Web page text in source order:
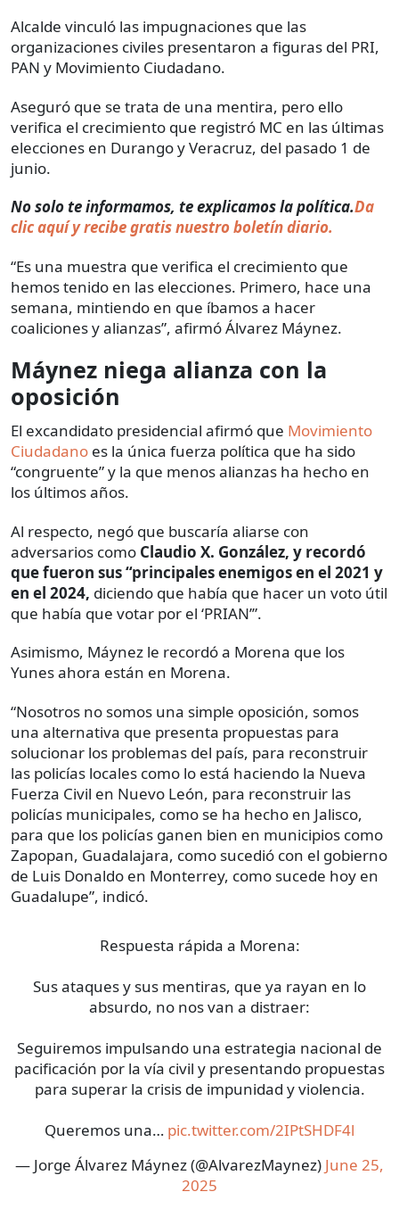
Alcalde vinculó las impugnaciones que las
organizaciones civiles presentaron a figuras del PRI,
PAN y Movimiento Ciudadano.
Aseguró que se trata de una mentira, pero ello
verifica el crecimiento que registró MC en las últimas
elecciones en Durango y Veracruz, del pasado 1 de
junio.
No solo te informamos, te explicamos la política.Da
clic aquí y recibe gratis nuestro boletín diario.
“Es una muestra que verifica el crecimiento que
hemos tenido en las elecciones. Primero, hace una
semana, mintiendo en que íbamos a hacer
coaliciones y alianzas”, afirmó Álvarez Máynez.
Máynez niega alianza con la
oposición
El excandidato presidencial afirmó que Movimiento
Ciudadano es la única fuerza política que ha sido
“congruente” y la que menos alianzas ha hecho en
los últimos años.
Al respecto, negó que buscaría aliarse con
adversarios como Claudio X. González, y recordó
que fueron sus “principales enemigos en el 2021 y
en el 2024, diciendo que había que hacer un voto útil
que había que votar por el ‘PRIAN’”.
Asimismo, Máynez le recordó a Morena que los
Yunes ahora están en Morena.
“Nosotros no somos una simple oposición, somos
una alternativa que presenta propuestas para
solucionar los problemas del país, para reconstruir
las policías locales como lo está haciendo la Nueva
Fuerza Civil en Nuevo León, para reconstruir las
policías municipales, como se ha hecho en Jalisco,
para que los policías ganen bien en municipios como
Zapopan, Guadalajara, como sucedió con el gobierno
de Luis Donaldo en Monterrey, como sucede hoy en
Guadalupe”, indicó.
Respuesta rápida a Morena:
Sus ataques y sus mentiras, que ya rayan en lo
absurdo, no nos van a distraer:
Seguiremos impulsando una estrategia nacional de
pacificación por la vía civil y presentando propuestas
para superar la crisis de impunidad y violencia.
Queremos una… pic.twitter.com/2IPtSHDF4l
— Jorge Álvarez Máynez (@AlvarezMaynez) June 25,
2025